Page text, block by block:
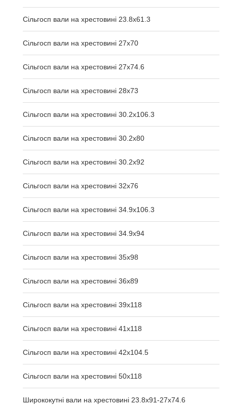
Сільгосп вали на хрестовині 23.8х61.3
Сільгосп вали на хрестовині 27х70
Сільгосп вали на хрестовині 27х74.6
Сільгосп вали на хрестовині 28х73
Сільгосп вали на хрестовині 30.2x106.3
Сільгосп вали на хрестовині 30.2x80
Сільгосп вали на хрестовині 30.2x92
Сільгосп вали на хрестовині 32x76
Сільгосп вали на хрестовині 34.9x106.3
Сільгосп вали на хрестовині 34.9x94
Сільгосп вали на хрестовині 35x98
Сільгосп вали на хрестовині 36x89
Сільгосп вали на хрестовині 39x118
Сільгосп вали на хрестовині 41x118
Сільгосп вали на хрестовині 42x104.5
Сільгосп вали на хрестовині 50x118
Ширококутні вали на хрестовині 23.8х91-27х74.6